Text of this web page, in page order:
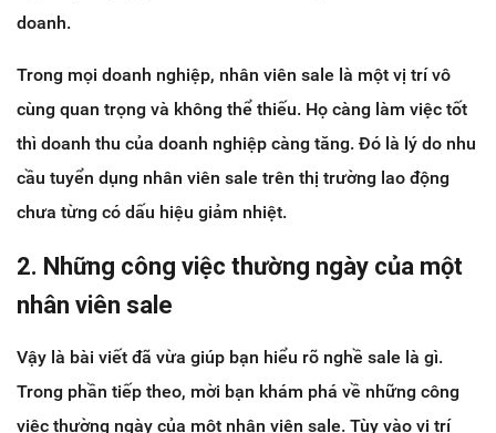
doanh.
Trong mọi doanh nghiệp, nhân viên sale là một vị trí vô
cùng quan trọng và không thể thiếu. Họ càng làm việc tốt
thì doanh thu của doanh nghiệp càng tăng. Đó là lý do nhu
cầu tuyển dụng nhân viên sale trên thị trường lao động
chưa từng có dấu hiệu giảm nhiệt.
2. Những công việc thường ngày của một
nhân viên sale
Vậy là bài viết đã vừa giúp bạn hiểu rõ nghề sale là gì.
Trong phần tiếp theo, mời bạn khám phá về những công
việc thường ngày của một nhân viên sale. Tùy vào vị trí